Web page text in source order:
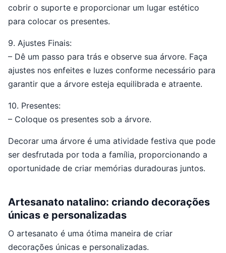
cobrir o suporte e proporcionar um lugar estético
para colocar os presentes.
9. Ajustes Finais:
– Dê um passo para trás e observe sua árvore. Faça
ajustes nos enfeites e luzes conforme necessário para
garantir que a árvore esteja equilibrada e atraente.
10. Presentes:
– Coloque os presentes sob a árvore.
Decorar uma árvore é uma atividade festiva que pode
ser desfrutada por toda a família, proporcionando a
oportunidade de criar memórias duradouras juntos.
Artesanato natalino: criando decorações
únicas e personalizadas
O artesanato é uma ótima maneira de criar
decorações únicas e personalizadas.